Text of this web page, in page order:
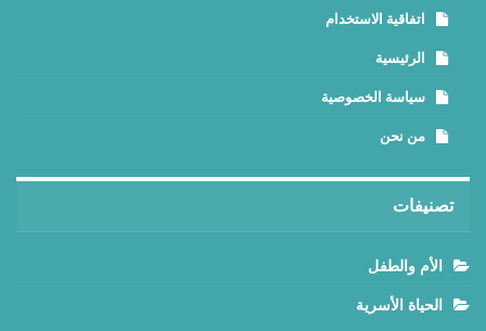
اتفاقية الاستخدام
الرئيسية
سياسة الخصوصية
من نحن
تصنيفات
الأم والطفل
الحياة الأسرية